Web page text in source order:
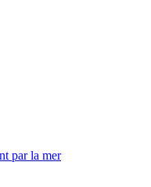
par la mer